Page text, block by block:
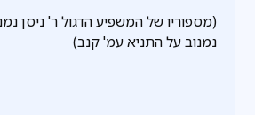
(מספוריו של המשפיע הדגול ר' ניסן
נמנוב על התניא עמ' קנב)